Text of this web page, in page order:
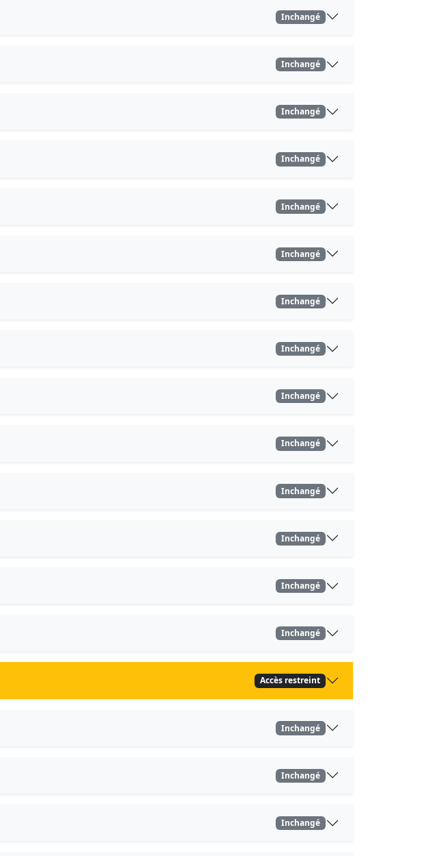
Inchangé
Inchangé
Inchangé
Inchangé
Inchangé
Inchangé
Inchangé
Inchangé
Inchangé
Inchangé
Inchangé
Inchangé
Inchangé
Inchangé
Accès restreint
Inchangé
Inchangé
Inchangé